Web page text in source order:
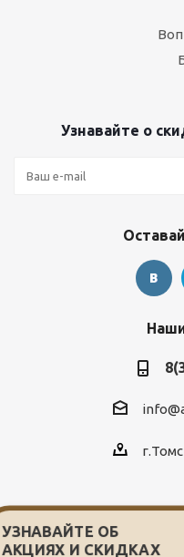
Узнавайте о
2026 © Служба заказа и
УЗНАВАЙТЕ ОБ
АКЦИЯХ И СКИДКАХ